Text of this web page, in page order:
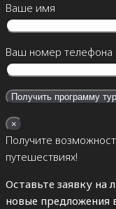
Ваше имя
Ваш номер телефона
×
Получите
путешествиях!
Оставьте заявку
новые предложения